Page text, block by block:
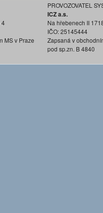
4
MS v Praze
PROVOZOVATEL
ICZ a.s.
Na hřebenech II
IČO: 25145444
Zapsaná v
pod sp.zn. B 4840